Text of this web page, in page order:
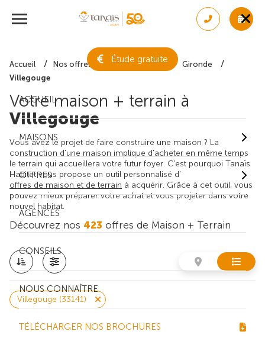
Étude gratuite
ACCUEIL
MAISONS
OFFRES
AGENCES
CONSEILS
NOUS CONNAÎTRE
TÉLÉCHARGER NOS BROCHURES
Accueil Nos offres de maison + terrain
Gironde
Villegouge
Votre maison + terrain à
Villegouge
Vous avez le projet de faire construire une maison ? La
construction d'une maison implique d'acheter en même temps
le terrain qui accueillera votre futur foyer. C'est pourquoi Tanaïs
Habitat vous propose un outil personnalisé d'
offres de maison et de terrain à acquérir. Grâce à cet outil, vous
pouvez mieux préparer votre achat et vous projeter dans votre
nouvel habitat.
Découvrez nos 423 offres de Maison + Terrain
Villegouge (33141)